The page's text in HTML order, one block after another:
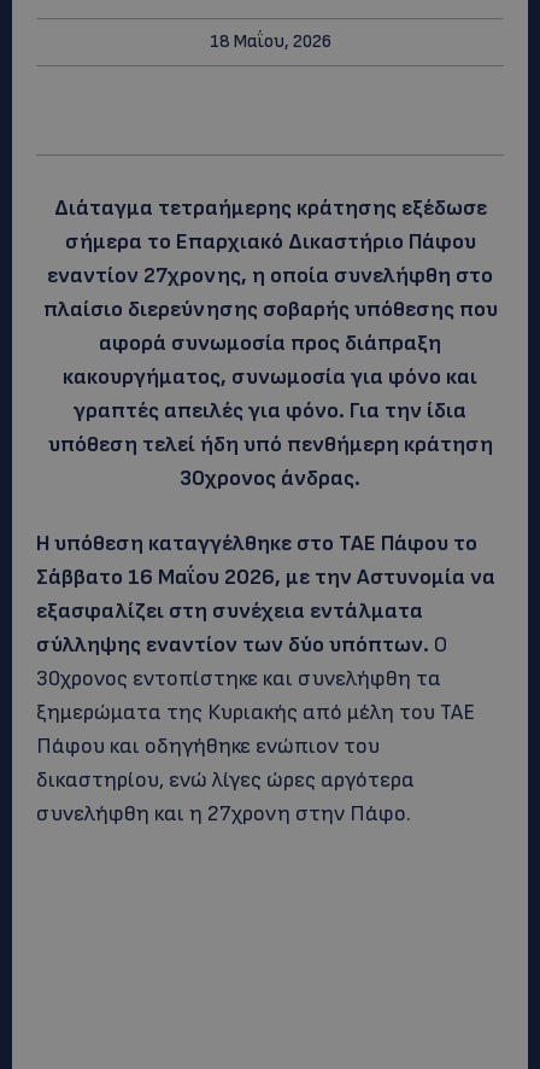
18 Μαΐου, 2026
Διάταγμα τετραήμερης κράτησης εξέδωσε
σήμερα το Επαρχιακό Δικαστήριο Πάφου
εναντίον 27χρονης, η οποία συνελήφθη στο
πλαίσιο διερεύνησης σοβαρής υπόθεσης που
αφορά συνωμοσία προς διάπραξη
κακουργήματος, συνωμοσία για φόνο και
γραπτές απειλές για φόνο. Για την ίδια
υπόθεση τελεί ήδη υπό πενθήμερη κράτηση
30χρονος άνδρας.
Η υπόθεση καταγγέλθηκε στο ΤΑΕ Πάφου το
Σάββατο 16 Μαΐου 2026, με την Αστυνομία να
εξασφαλίζει στη συνέχεια εντάλματα
σύλληψης εναντίον των δύο υπόπτων. Ο
30χρονος εντοπίστηκε και συνελήφθη τα
ξημερώματα της Κυριακής από μέλη του ΤΑΕ
Πάφου και οδηγήθηκε ενώπιον του
δικαστηρίου, ενώ λίγες ώρες αργότερα
συνελήφθη και η 27χρονη στην Πάφο.